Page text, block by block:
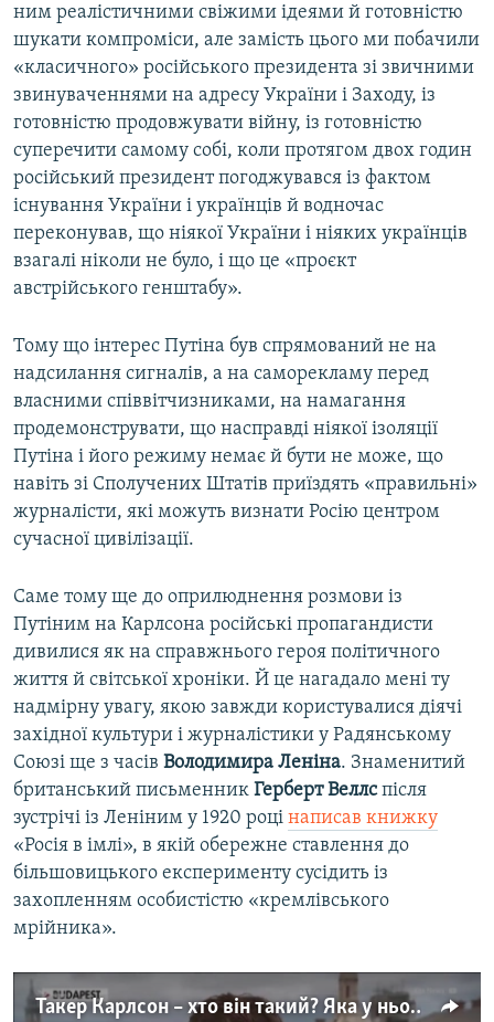
ним реалістичними свіжими ідеями й готовністю
шукати компроміси, але замість цього ми побачили
«класичного» російського президента зі звичними
звинуваченнями на адресу України і Заходу, із
готовністю продовжувати війну, із готовністю
суперечити самому собі, коли протягом двох годин
російський президент погоджувався із фактом
існування України і українців й водночас
переконував, що ніякої України і ніяких українців
взагалі ніколи не було, і що це «проєкт
австрійського генштабу».
Тому що інтерес Путіна був спрямований не на
надсилання сигналів, а на саморекламу перед
власними співвітчизниками, на намагання
продемонструвати, що насправді ніякої ізоляції
Путіна і його режиму немає й бути не може, що
навіть зі Сполучених Штатів приїздять «правильні»
журналісти, які можуть визнати Росію центром
сучасної цивілізації.
Саме тому ще до оприлюднення розмови із
Путіним на Карлсона російські пропагандисти
дивилися як на справжнього героя політичного
життя й світської хроніки. Й це нагадало мені ту
надмірну увагу, якою завжди користувалися діячі
західної культури і журналістики у Радянському
Союзі ще з часів Володимира Леніна. Знаменитий
британський письменник Герберт Веллспісля
зустрічі із Леніним у 1920 році написав книжку
«Росія в імлі», в якій обережне ставлення до
більшовицького експерименту сусідить із
захопленням особистістю «кремлівського
мрійника».
Такер Карлсон – хто він такий? Яка у нього репутація та яка мотивація взяти інтерв'ю у Путіна? (відео)